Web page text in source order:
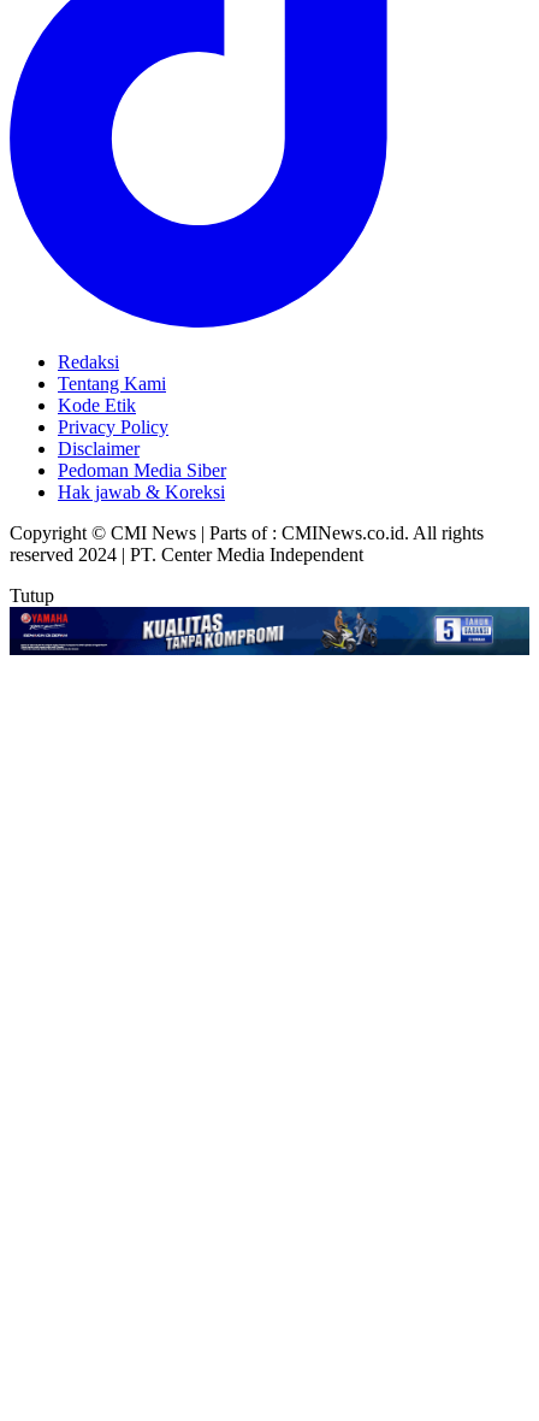
Redaksi
Tentang Kami
Kode Etik
Privacy Policy
Disclaimer
Pedoman Media Siber
Hak jawab & Koreksi
Copyright © CMI News | Parts of : CMINews.co.id. All rights
reserved 2024 | PT. Center Media Independent
Tutup